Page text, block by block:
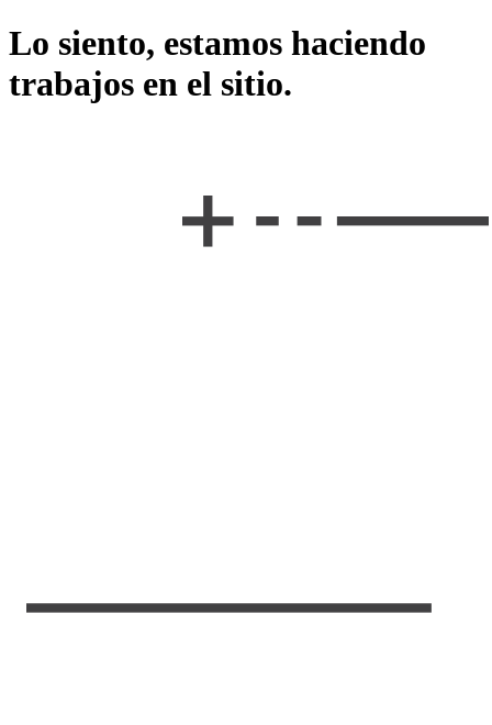
Lo siento, estamos haciendo
trabajos en el sitio.